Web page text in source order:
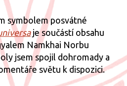
+
symbolem posvátné
je součástí obsahu
Namkhai Norbu
jsem spojil dohromady a
světu k dispozici.